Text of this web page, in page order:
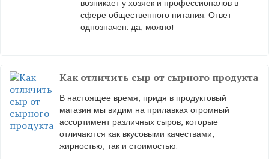
возникает у хозяек и профессионалов в
сфере общественного питания. Ответ
однозначен: да, можно!
Как отличить сыр от сырного продукта
В настоящее время, придя в продуктовый
магазин мы видим на прилавках огромный
ассортимент различных сыров, которые
отличаются как вкусовыми качествами,
жирностью, так и стоимостью.